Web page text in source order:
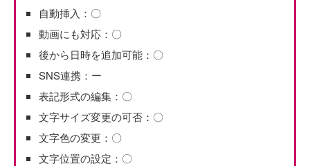
自動挿入：〇
動画にも対応：〇
後から日時を追加可能：〇
SNS連携：ー
表記形式の編集：〇
文字サイズ変更の可否：〇
文字色の変更：〇
文字位置の設定：〇